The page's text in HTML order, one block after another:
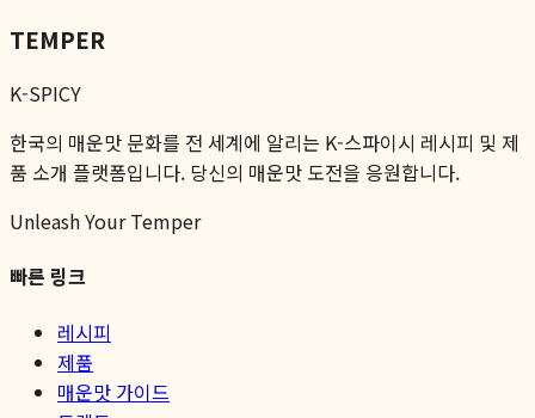
TEMPER
K-SPICY
한국의 매운맛 문화를 전 세계에 알리는 K-스파이시 레시피 및 제
품 소개 플랫폼입니다. 당신의 매운맛 도전을 응원합니다.
Unleash Your Temper
빠른 링크
레시피
제품
매운맛 가이드